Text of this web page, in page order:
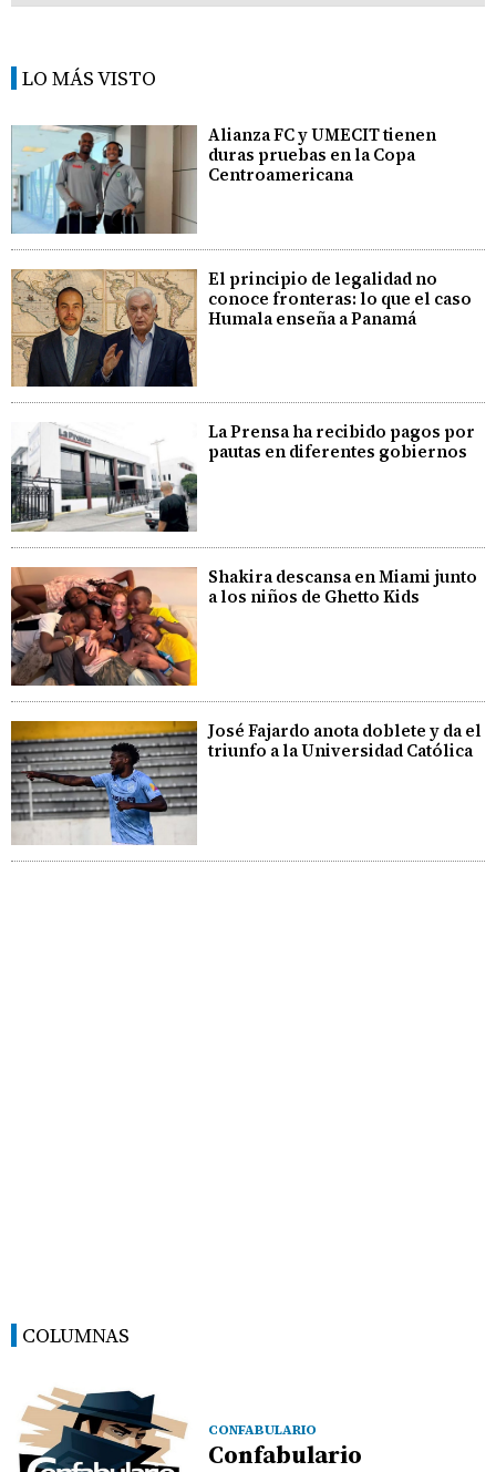
LO MÁS VISTO
Alianza FC y UMECIT tienen
duras pruebas en la Copa
Centroamericana
El principio de legalidad no
conoce fronteras: lo que el caso
Humala enseña a Panamá
La Prensa ha recibido pagos por
pautas en diferentes gobiernos
Shakira descansa en Miami junto
a los niños de Ghetto Kids
José Fajardo anota doblete y da el
triunfo a la Universidad Católica
COLUMNAS
CONFABULARIO
Confabulario